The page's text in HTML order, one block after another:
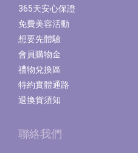
365天安心保證
免費美容活動
想要先體驗
會員購物金
禮物兌換區
特約實體通路
退換貨須知
聯絡我們